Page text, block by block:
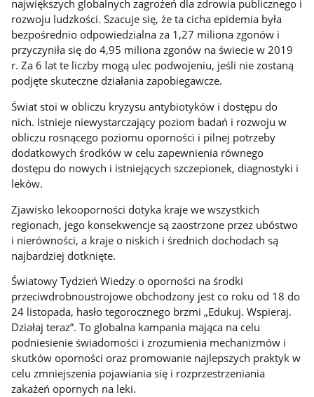
największych globalnych zagrożeń dla zdrowia publicznego i
rozwoju ludzkości. Szacuje się, że ta cicha epidemia była
bezpośrednio odpowiedzialna za 1,27 miliona zgonów i
przyczyniła się do 4,95 miliona zgonów na świecie w 2019
r. Za 6 lat te liczby mogą ulec podwojeniu, jeśli nie zostaną
podjęte skuteczne działania zapobiegawcze.
Świat stoi w obliczu kryzysu antybiotyków i dostępu do
nich. Istnieje niewystarczający poziom badań i rozwoju w
obliczu rosnącego poziomu oporności i pilnej potrzeby
dodatkowych środków w celu zapewnienia równego
dostępu do nowych i istniejących szczepionek, diagnostyki i
leków.
Zjawisko lekooporności dotyka kraje we wszystkich
regionach, jego konsekwencje są zaostrzone przez ubóstwo
i nierówności, a kraje o niskich i średnich dochodach są
najbardziej dotknięte.
Światowy Tydzień Wiedzy o oporności na środki
przeciwdrobnoustrojowe obchodzony jest co roku od 18 do
24 listopada, hasło tegorocznego brzmi „Edukuj. Wspieraj.
Działaj teraz”. To globalna kampania mająca na celu
podniesienie świadomości i zrozumienia mechanizmów i
skutków oporności oraz promowanie najlepszych praktyk w
celu zmniejszenia pojawiania się i rozprzestrzeniania
zakażeń opornych na leki.